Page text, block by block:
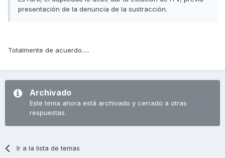
presentación de la denuncia de la sustracción.
Totalmente de acuerdo.....
Archivado
Este tema ahora está archivado y cerrado a otras
respuestas.
Ir a la lista de temas